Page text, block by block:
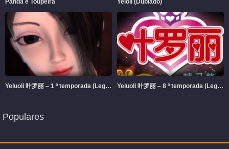
Panda e Toupeira Yeloli (Dublado)
Yeluoli 叶罗丽 – 1 ª temporada (Legendado) Yeluoli 叶罗丽 – 8 ª temporada (Legendado)
Populares